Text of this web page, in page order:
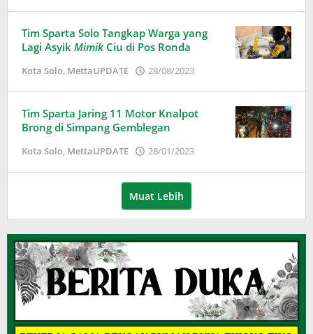
Tim Sparta Solo Tangkap Warga yang
Lagi Asyik Mimik Ciu di Pos Ronda
Kota Solo, MettaUPDATE 28/08/2023
Tim Sparta Jaring 11 Motor Knalpot
Brong di Simpang Gemblegan
Kota Solo, MettaUPDATE 28/01/2023
Wardani
Muat Lebih